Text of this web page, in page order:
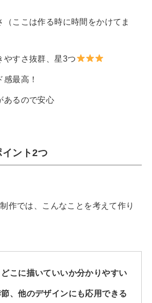
（ここは作る時に時間をかけてま
やすさ抜群、星3つ
最高！
あるので安心
ント2つ
作では、こんなことを考えて作り
こに描いていいか分かりやすい
、他のデザインにも応用できる